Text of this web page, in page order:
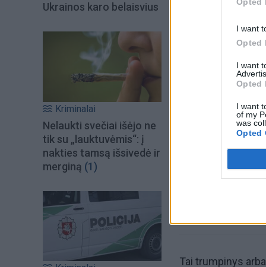
I want
Opted
I want
Opted
I want
of my
was
Opted
Ukrainos karo belaisvius
Kriminalai
Nelaukti svečiai išėjo ne
tik su „lauktuvėmis“: į
nakties tamsą išsivedė ir
merginą (1)
Šiuo metu
Tai trumpinys